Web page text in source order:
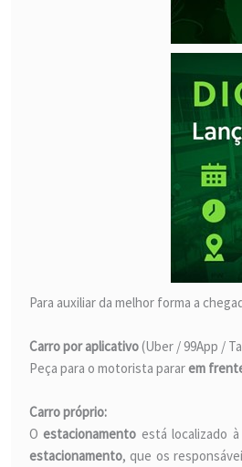
Para auxiliar da melhor forma a
Carro por aplicativo(Uber / 99App /
Peça para o motorista pararem
Carro próprio:
Oestacionamento está localizado
estacionamento, que os